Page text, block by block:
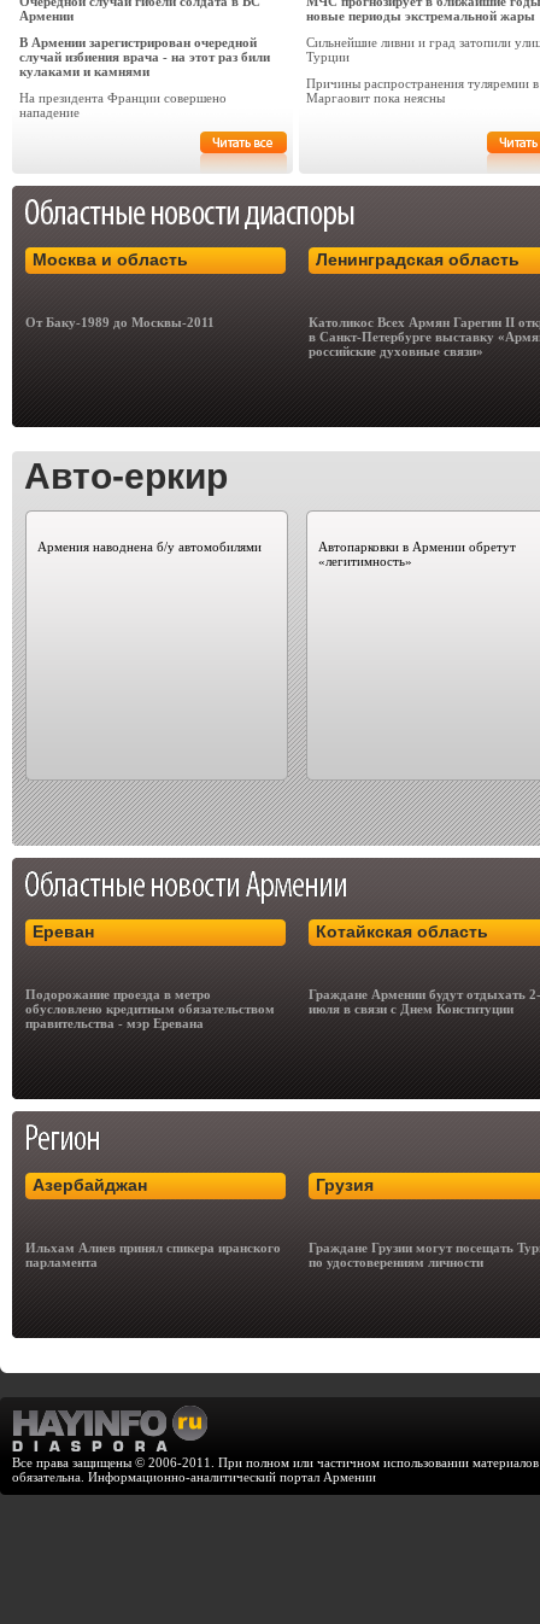
Армении
В Армении зарегистрирован очередной
случай избиения врача - на этот раз били
кулаками и камнями
На президента Франции совершено
нападение
новые периоды экстремальной жары
Сильнейшие ливни и град затопили
Турции
Причины распространения туляремии в
Маргаовит пока неясны
Москва и область
От Баку-1989 до Москвы-2011
Ленинградская область
Католикос Всех Армян Гарегин II
в Санкт-Петербурге выставку
российские духовные связи»
Авто-еркир
Армения наводнена б/у автомобилями
Автопарковки в Армении обретут
«легитимность»
Ереван
Подорожание проезда в метро
обусловлено кредитным обязательством
правительства - мэр Еревана
Котайкская область
Граждане Армении будут отдыхать
июля в связи с Днем Конституции
Азербайджан
Ильхам Алиев принял спикера иранского
парламента
Грузия
Граждане Грузии могут посещать
по удостоверениям личности
Все права защищены © 2006-2011. При полном или частичном использовании
обязательна. Информационно-аналитический портал Армении